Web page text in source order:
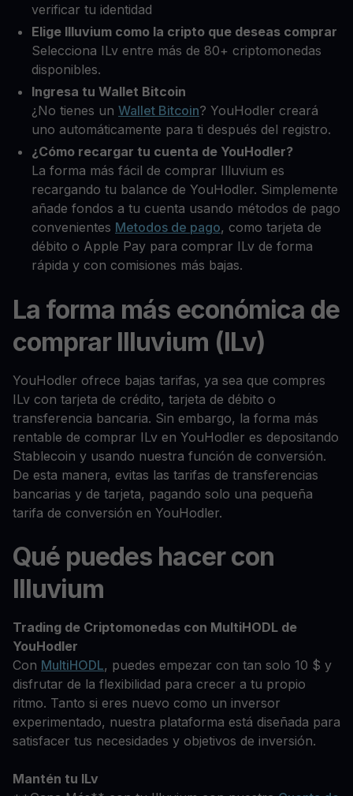
verificar tu identidad
Elige Illuvium como la cripto que deseas comprar
Selecciona ILv entre más de 80+ criptomonedas
disponibles.
Ingresa tu Wallet Bitcoin
¿No tienes un Wallet Bitcoin? YouHodler creará
uno automáticamente para ti después del registro.
¿Cómo recargar tu cuenta de YouHodler?
La forma más fácil de comprar Illuvium es
recargando tu balance de YouHodler. Simplemente
añade fondos a tu cuenta usando métodos de pago
convenientes Metodos de pago, como tarjeta de
débito o Apple Pay para comprar ILv de forma
rápida y con comisiones más bajas.
La forma más económica de
comprar Illuvium (ILv)
YouHodler ofrece bajas tarifas, ya sea que compres
ILv con tarjeta de crédito, tarjeta de débito o
transferencia bancaria. Sin embargo, la forma más
rentable de comprar ILv en YouHodler es depositando
Stablecoin y usando nuestra función de conversión.
De esta manera, evitas las tarifas de transferencias
bancarias y de tarjeta, pagando solo una pequeña
tarifa de conversión en YouHodler.
Qué puedes hacer con
Illuvium
Trading de Criptomonedas con MultiHODL de
YouHodler
Con MultiHODL, puedes empezar con tan solo 10 $ y
disfrutar de la flexibilidad para crecer a tu propio
ritmo. Tanto si eres nuevo como un inversor
experimentado, nuestra plataforma está diseñada para
satisfacer tus necesidades y objetivos de inversión.
Mantén tu ILv